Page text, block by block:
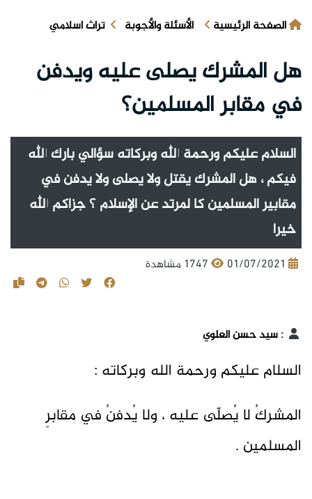
الصفحة الرئيسية الأسئلة والأجوبة تراث اسلامي
هل المشرك يصلى عليه ويدفن
في مقابر المسلمين؟
السلام عليكم ورحمة الله وبركاته سؤالي بارك الله
فيكم ، هل المشرك يقتل ولا يصلى ولا يدفن في
مقابير المسلمين كا لمرتد عن الإسلام ؟ جزاكم الله
خيرا
01/07/2021 1747 مشاهدة
:سيد حسن العلوي
السلام عليكم ورحمة الله وبركاته :
المشركُ لا يُصلّى عليه ، ولا يُدفنُ في مقابرِ
المسلمين .